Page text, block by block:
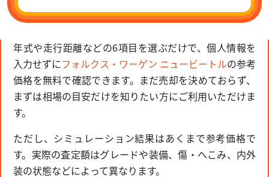
年式や走行距離などの6項目を選ぶだけで、個人情報を
入力せずにフォルクス・ワーゲン ニュービートルの参考
価格を無料で確認できます。まだ売却を決めておらず、
まずは相場の目安だけを知りたい方にご利用いただけま
す。
ただし、シミュレーション結果はあくまで参考価格で
す。実際の査定額はグレードや装備、傷・へこみ、内外
装の状態などによって異なります。